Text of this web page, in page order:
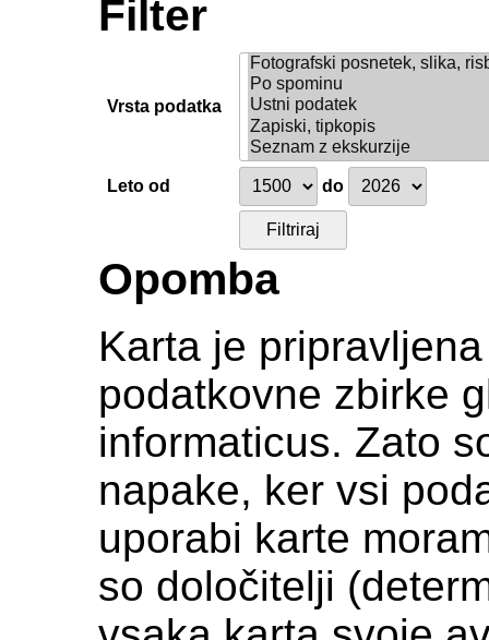
Filter
Vrsta podatka
Leto od do
Opomba
Karta je
podatkovne zbirke
informaticus. Zato
napake, ker vsi
uporabi karte
so določitelji